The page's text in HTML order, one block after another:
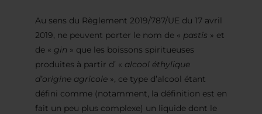
Au sens du Règlement 2019/787/UE du 17 avril
2019, ne peuvent porter le nom de « pastis » et
de « gin » que les boissons spiritueuses
produites à partir d’ « alcool éthylique
d’origine agricole », ce type d’alcool étant
défini comme (notamment, la définition est en
fait un peu plus complexe) un liquide dont le